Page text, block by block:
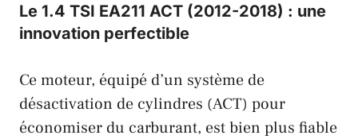
Le 1.4 TSI EA211 ACT (2012-2018) : une
innovation perfectible
Ce moteur, équipé d’un système de
désactivation de cylindres (ACT) pour
économiser du carburant, est bien plus fiable